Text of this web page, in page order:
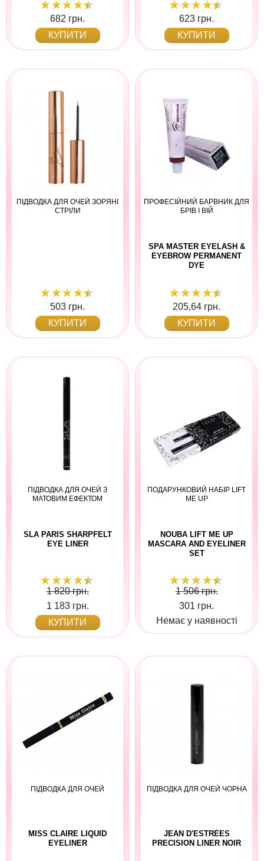
682 грн.
КУПИТИ
623 грн.
КУПИТИ
ПІДВОДКА ДЛЯ ОЧЕЙ ЗОРЯНІ
СТРІЛИ
503 грн.
КУПИТИ
ПРОФЕСІЙНИЙ БАРВНИК ДЛЯ
БРІВ І ВІЙ
SPA MASTER EYELASH &
EYEBROW PERMANENT
DYE
205,64 грн.
КУПИТИ
ПІДВОДКА ДЛЯ ОЧЕЙ З
МАТОВИМ ЕФЕКТОМ
SLA PARIS SHARPFELT
EYE LINER
1 820 грн.
1 183 грн.
КУПИТИ
ПОДАРУНКОВИЙ НАБІР LIFT
ME UP
NOUBA LIFT ME UP
MASCARA AND EYELINER
SET
1 506 грн.
301 грн.
Немає у наявності
ПІДВОДКА ДЛЯ ОЧЕЙ
MISS CLAIRE LIQUID
EYELINER
ПІДВОДКА ДЛЯ ОЧЕЙ ЧОРНА
JEAN D'ESTRÉES
PRECISION LINER NOIR